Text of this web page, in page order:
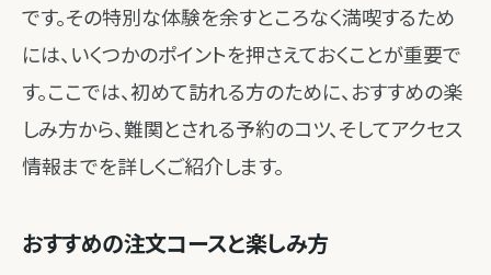
です。その特別な体験を余すところなく満喫するため
には、いくつかのポイントを押さえておくことが重要で
す。ここでは、初めて訪れる方のために、おすすめの楽
しみ方から、難関とされる予約のコツ、そしてアクセス
情報までを詳しくご紹介します。
おすすめの注文コースと楽しみ方